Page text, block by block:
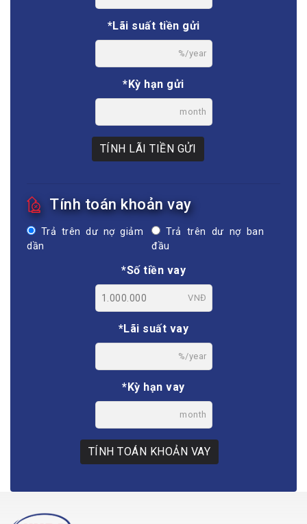
*Lãi suất tiền gửi
%/year
*Kỳ hạn gửi
month
TÍNH LÃI TIỀN GỬI
Tính toán khoản vay
Trả trên dư nợ giảm
dần
Trả trên dư nợ ban
đầu
*Số tiền vay
VNĐ
*Lãi suất vay
%/year
*Kỳ hạn vay
month
TÍNH TOÁN KHOẢN VAY